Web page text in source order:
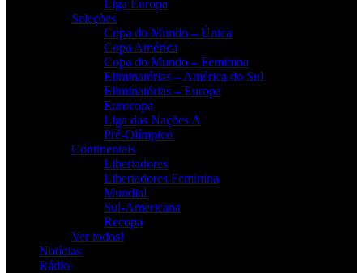
Liga Europa
Seleções
Copa do Mundo – Única
Copa América
Copa do Mundo – Feminina
Eliminatórias – América do Sul
Eliminatórias – Europa
Eurocopa
Liga das Nações A
Pré-Olímpico
Continentais
Libertadores
Libertadores Feminina
Mundial
Sul-Americana
Recopa
Ver todos!
Notícias
Rádio